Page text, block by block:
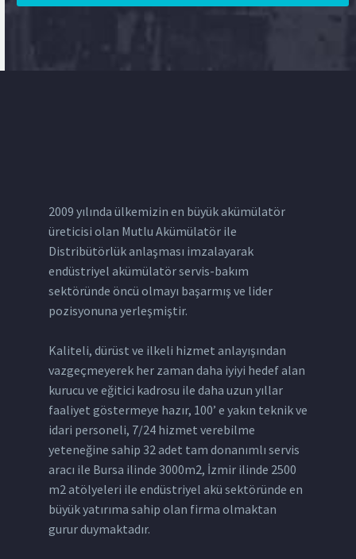
2009 yılında ülkemizin en büyük akümülatör
üreticisi olan Mutlu Akümülatör ile
Distribütörlük anlaşması imzalayarak
endüstriyel akümülatör servis-bakım
sektöründe öncü olmayı başarmış ve lider
pozisyonuna yerleşmiştir.
Kaliteli, dürüst ve ilkeli hizmet anlayışından
vazgeçmeyerek her zaman daha iyiyi hedef alan
kurucu ve eğitici kadrosu ile daha uzun yıllar
faaliyet göstermeye hazır, 100’ e yakın teknik ve
idari personeli, 7/24 hizmet verebilme
yeteneğine sahip 32 adet tam donanımlı servis
aracı ile Bursa ilinde 3000m2, İzmir ilinde 2500
m2 atölyeleri ile endüstriyel akü sektöründe en
büyük yatırıma sahip olan firma olmaktan
gurur duymaktadır.